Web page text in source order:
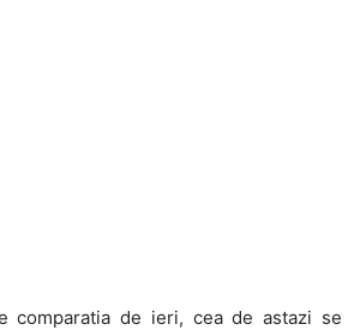
comparatia de ieri, cea de astazi se